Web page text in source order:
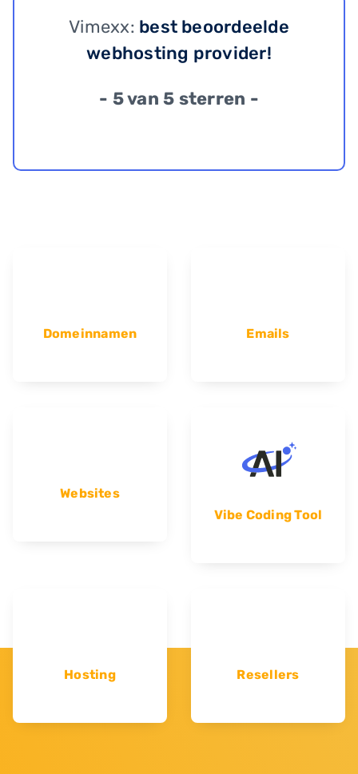
Vimexx: best beoordeelde
webhosting provider!
- 5 van 5 sterren -
Domeinnamen Emails
Websites
Vibe Coding Tool
Hosting Resellers